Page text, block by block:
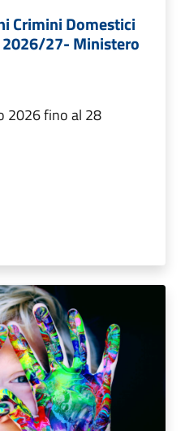
Crimini Domestici
2026/27- Ministero
2026 fino al 28